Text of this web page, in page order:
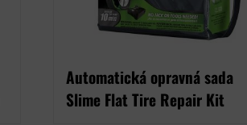
Automatická opravná sada
Slime Flat Tire Repair Kit